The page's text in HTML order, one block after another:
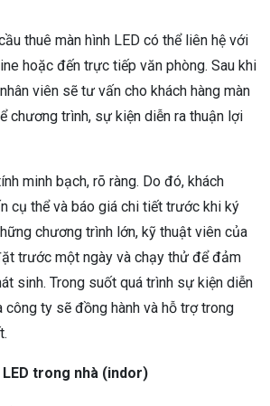
thuê màn hình LED có thể liên hệ với
hoặc đến trực tiếp văn phòng. Sau khi
viên sẽ tư vấn cho khách hàng màn
chương trình, sự kiện diễn ra thuận lợi
minh bạch, rõ ràng. Do đó, khách
cụ thể và báo giá chi tiết trước khi ký
chương trình lớn, kỹ thuật viên của
trước một ngày và chạy thử để đảm
sinh. Trong suốt quá trình sự kiện diễn
công ty sẽ đồng hành và hỗ trợ trong
trong nhà (indor)